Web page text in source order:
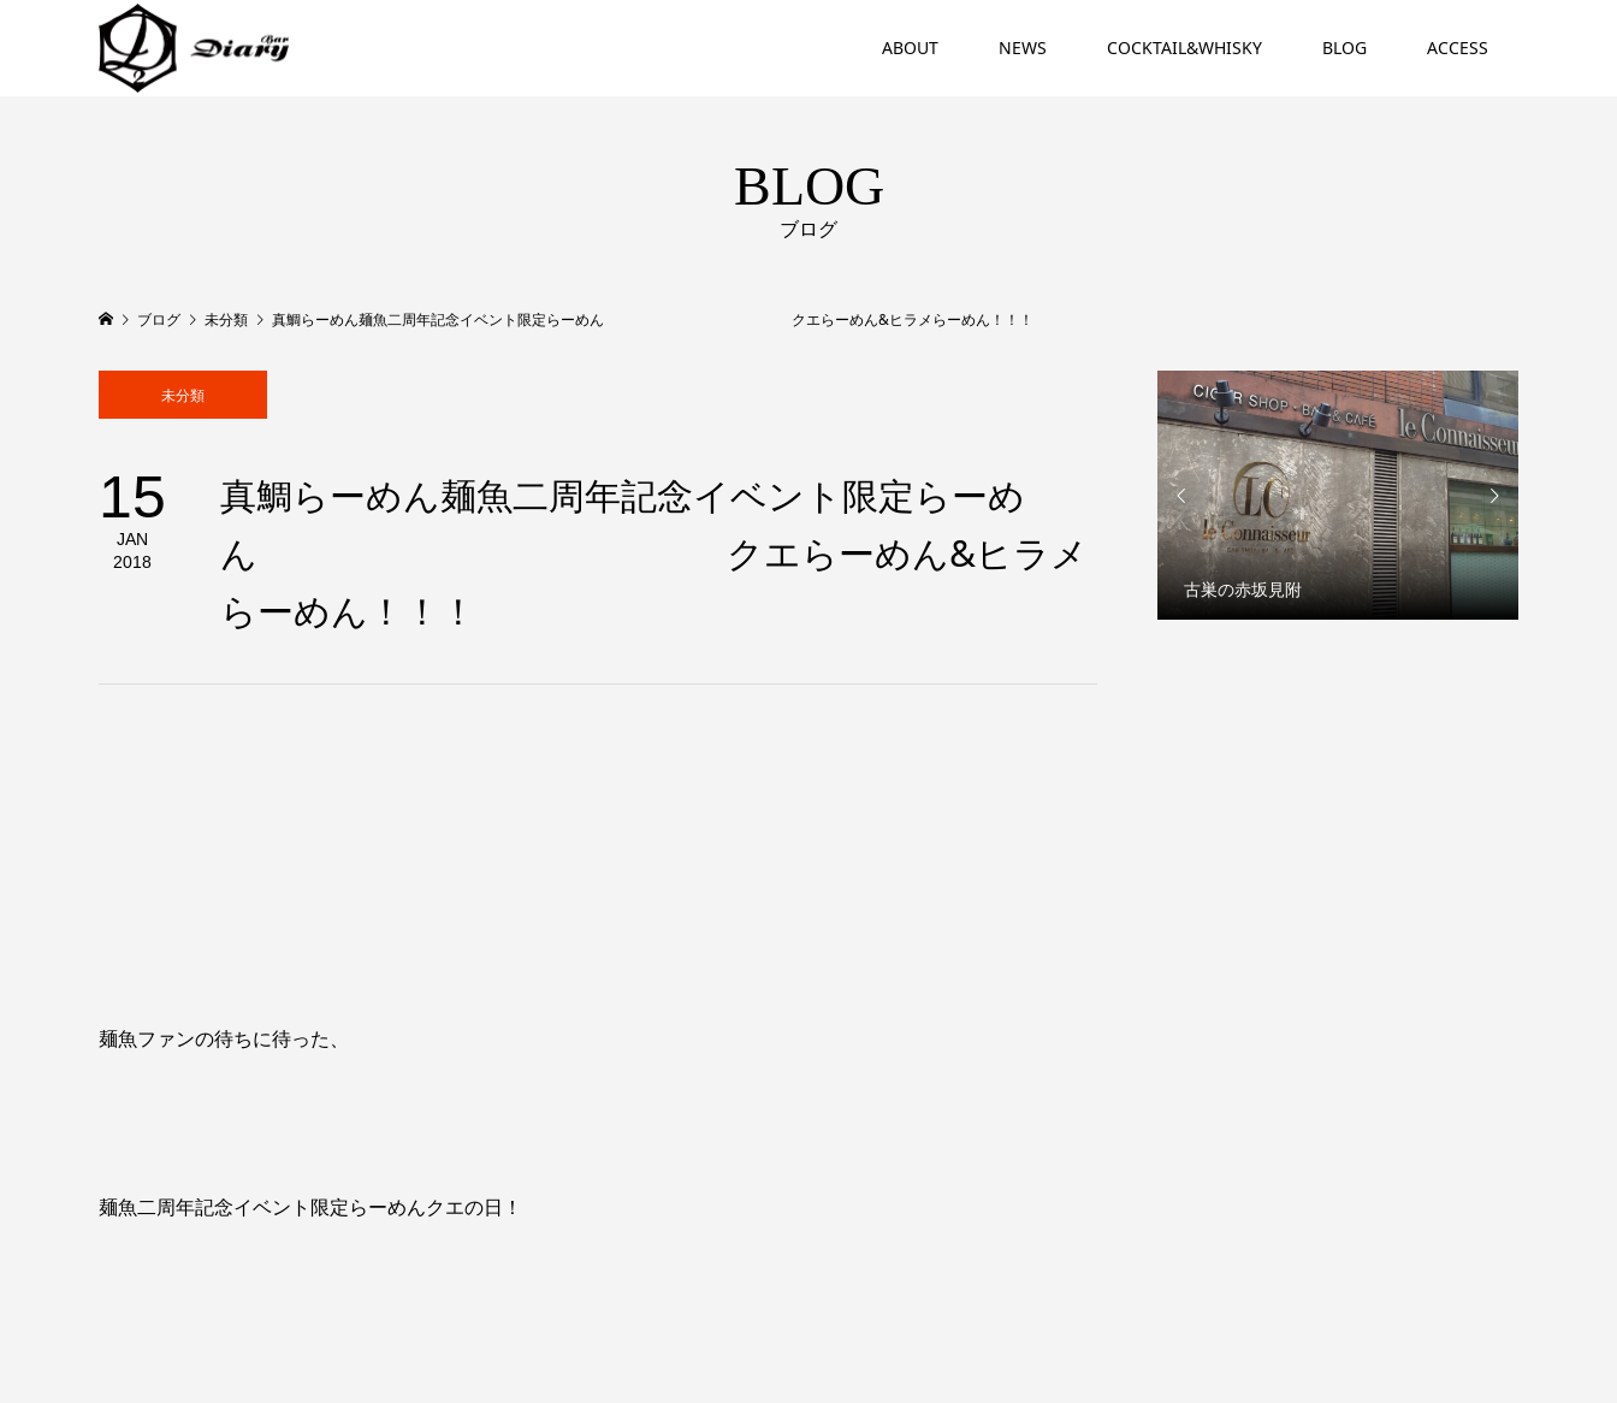
ABOUT NEWS COCKTAIL&WHISKY BLOG ACCESS
BLOG
ブログ
ブログ 未分類 真鯛らーめん麺魚二周年記念イベント限定らーめん クエらーめん&ヒラメらーめん！！！
未分類
15
JAN
2018
真鯛らーめん麺魚二周年記念イベント限定らーめ
ん クエらーめん&ヒラメ
らーめん！！！
麺魚ファンの待ちに待った、
麺魚二周年記念イベント限定らーめんクエの日！

古巣の赤坂見附
